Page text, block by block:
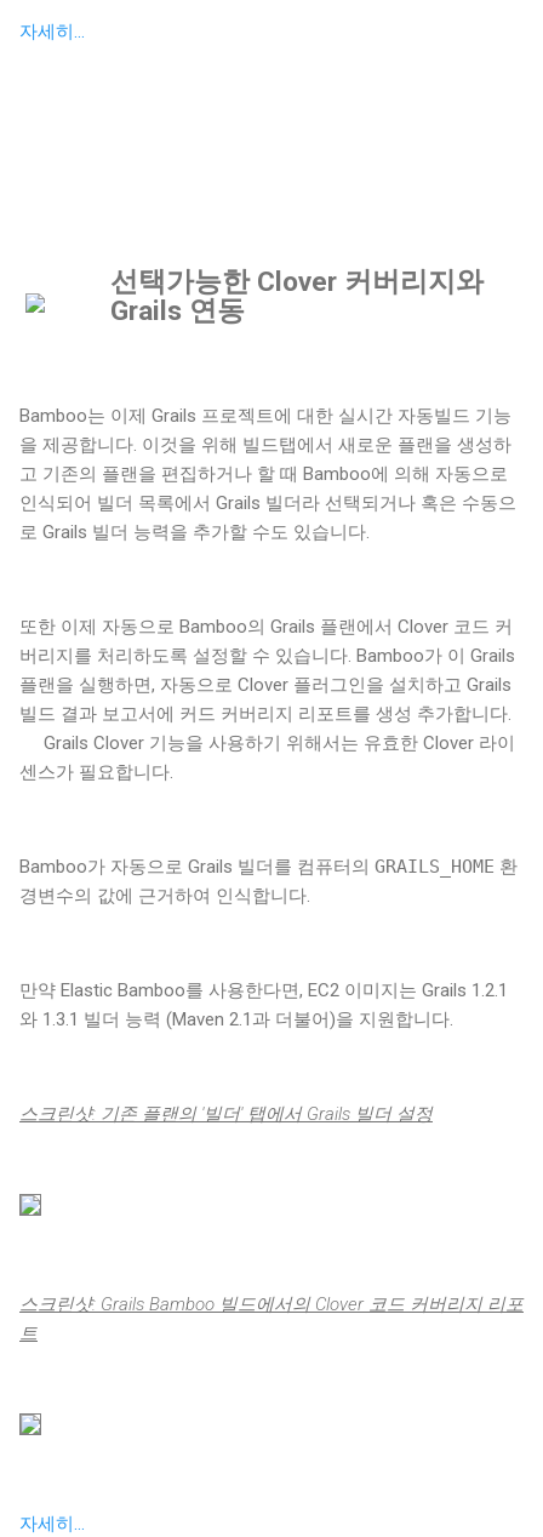
자세히...
선택가능한 Clover 커버리지와
Grails 연동
Bamboo는 이제 Grails 프로젝트에 대한 실시간 자동빌드 기능
을 제공합니다. 이것을 위해 빌드탭에서 새로운 플랜을 생성하
고 기존의 플랜을 편집하거나 할 때 Bamboo에 의해 자동으로
인식되어 빌더 목록에서 Grails 빌더라 선택되거나 혹은 수동으
로 Grails 빌더 능력을 추가할 수도 있습니다.
또한 이제 자동으로 Bamboo의 Grails 플랜에서 Clover 코드 커
버리지를 처리하도록 설정할 수 있습니다. Bamboo가 이 Grails
플랜을 실행하면, 자동으로 Clover 플러그인을 설치하고 Grails
빌드 결과 보고서에 커드 커버리지 리포트를 생성 추가합니다.
Grails Clover 기능을 사용하기 위해서는 유효한 Clover 라이
센스가 필요합니다.
Bamboo가 자동으로 Grails 빌더를 컴퓨터의 GRAILS_HOME 환
경변수의 값에 근거하여 인식합니다.
만약 Elastic Bamboo를 사용한다면, EC2 이미지는 Grails 1.2.1
와 1.3.1 빌더 능력 (Maven 2.1과 더불어)을 지원합니다.
스크린샷: 기존 플랜의 '빌더' 탭에서 Grails 빌더 설정
스크린샷: Grails Bamboo 빌드에서의 Clover 코드 커버리지 리포
트
자세히...